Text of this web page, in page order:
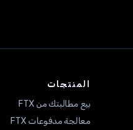
المنتجات
بيع مطالبتك من FTX
معالجة مدفوعات FTX